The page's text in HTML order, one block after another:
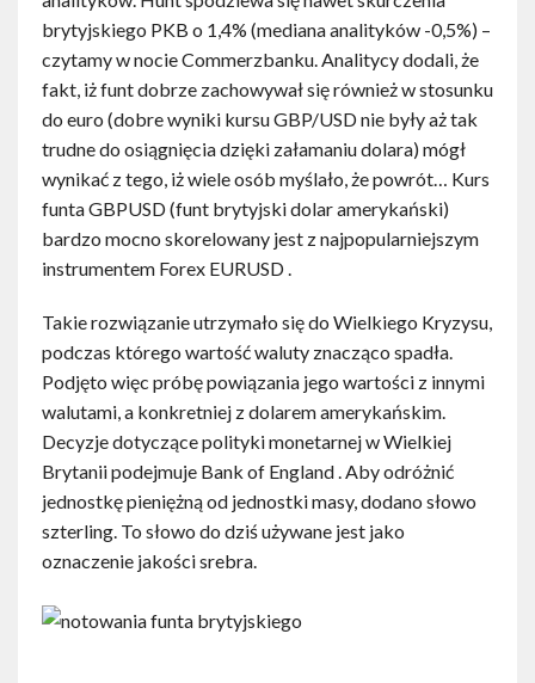
brytyjskiego PKB o 1,4% (mediana analityków -0,5%) –
czytamy w nocie Commerzbanku. Analitycy dodali, że
fakt, iż funt dobrze zachowywał się również w stosunku
do euro (dobre wyniki kursu GBP/USD nie były aż tak
trudne do osiągnięcia dzięki załamaniu dolara) mógł
wynikać z tego, iż wiele osób myślało, że powrót… Kurs
funta GBPUSD (funt brytyjski dolar amerykański)
bardzo mocno skorelowany jest z najpopularniejszym
instrumentem Forex EURUSD .
Takie rozwiązanie utrzymało się do Wielkiego Kryzysu,
podczas którego wartość waluty znacząco spadła.
Podjęto więc próbę powiązania jego wartości z innymi
walutami, a konkretniej z dolarem amerykańskim.
Decyzje dotyczące polityki monetarnej w Wielkiej
Brytanii podejmuje Bank of England . Aby odróżnić
jednostkę pieniężną od jednostki masy, dodano słowo
szterling. To słowo do dziś używane jest jako
oznaczenie jakości srebra.